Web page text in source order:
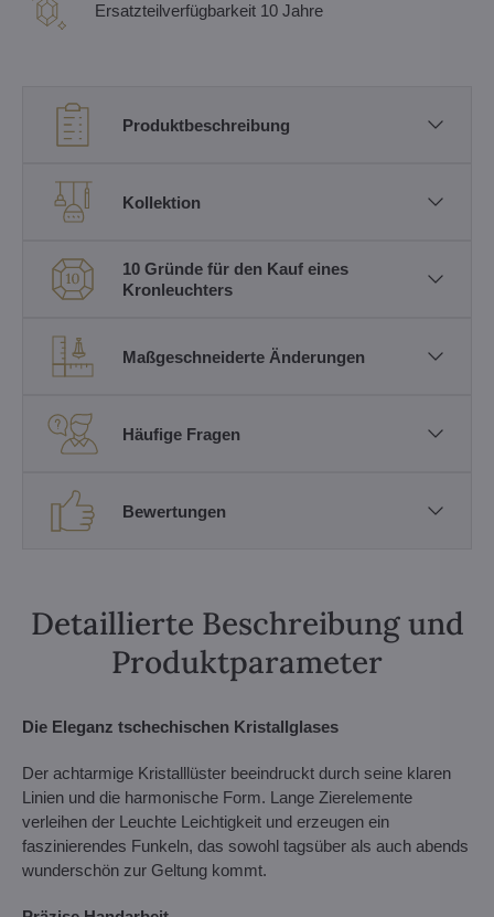
Ersatzteilverfügbarkeit 10 Jahre
Produktbeschreibung
Kollektion
10 Gründe für den Kauf eines
Kronleuchters
Maßgeschneiderte Änderungen
Häufige Fragen
Bewertungen
Detaillierte Beschreibung und
Produktparameter
Die Eleganz tschechischen Kristallglases
Der achtarmige Kristalllüster beeindruckt durch seine klaren
Linien und die harmonische Form. Lange Zierelemente
verleihen der Leuchte Leichtigkeit und erzeugen ein
faszinierendes Funkeln, das sowohl tagsüber als auch abends
wunderschön zur Geltung kommt.